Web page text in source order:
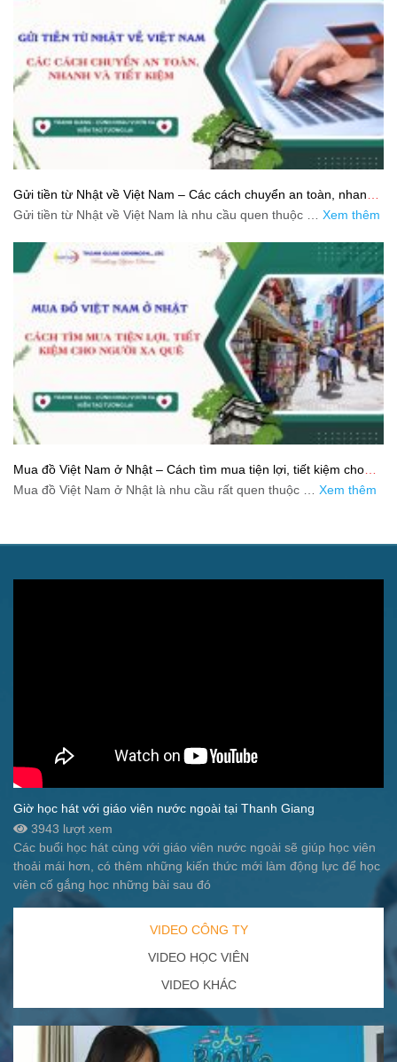
Gửi tiền từ Nhật về Việt Nam – Các cách chuyển an toàn, nhanh
và tiết kiệm
Gửi tiền từ Nhật về Việt Nam là nhu cầu quen thuộc … Xem thêm
Mua đồ Việt Nam ở Nhật – Cách tìm mua tiện lợi, tiết kiệm cho
người xa quê
Mua đồ Việt Nam ở Nhật là nhu cầu rất quen thuộc … Xem thêm
Giờ học hát với giáo viên nước ngoài tại Thanh Giang
3943 lượt xem
Các buổi học hát cùng với giáo viên nước ngoài sẽ giúp học viên
thoải mái hơn, có thêm những kiến thức mới làm động lực để học
viên cố gắng học những bài sau đó
VIDEO CÔNG TY
VIDEO HỌC VIÊN
VIDEO KHÁC